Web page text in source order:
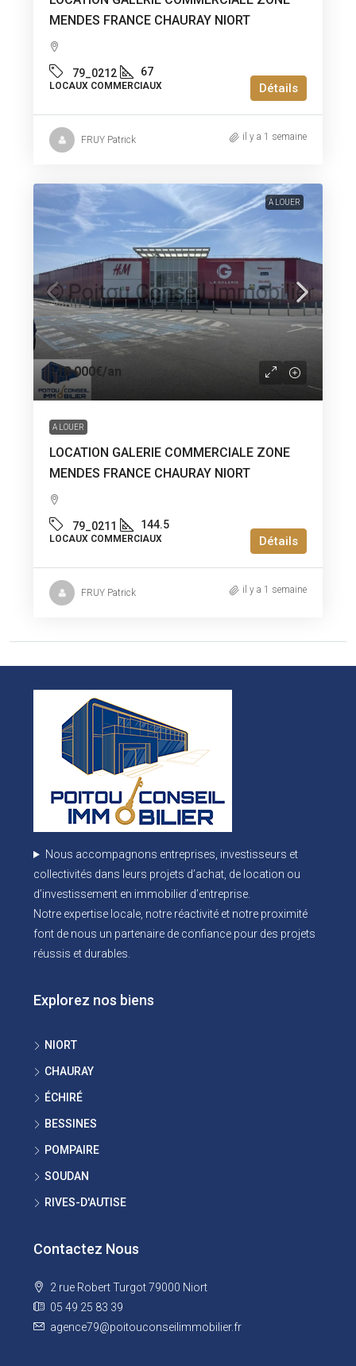
MENDES FRANCE CHAURAY NIORT
79_0212 67
LOCAUX COMMERCIAUX Détails
FRUY Patrick il y a 1 semaine
A LOUER
118 000€/an
A LOUER
LOCATION GALERIE COMMERCIALE ZONE
MENDES FRANCE CHAURAY NIORT
79_0211 144.5
LOCAUX COMMERCIAUX Détails
FRUY Patrick il y a 1 semaine
Nous accompagnons entreprises, investisseurs et
collectivités dans leurs projets d’achat, de location ou
d’investissement en immobilier d’entreprise.
Notre expertise locale, notre réactivité et notre proximité
font de nous un partenaire de confiance pour des projets
réussis et durables.
Explorez nos biens
NIORT
CHAURAY
ÉCHIRÉ
BESSINES
POMPAIRE
SOUDAN
RIVES-D'AUTISE
Contactez Nous
2 rue Robert Turgot 79000 Niort
05 49 25 83 39
agence79@poitouconseilimmobilier.fr